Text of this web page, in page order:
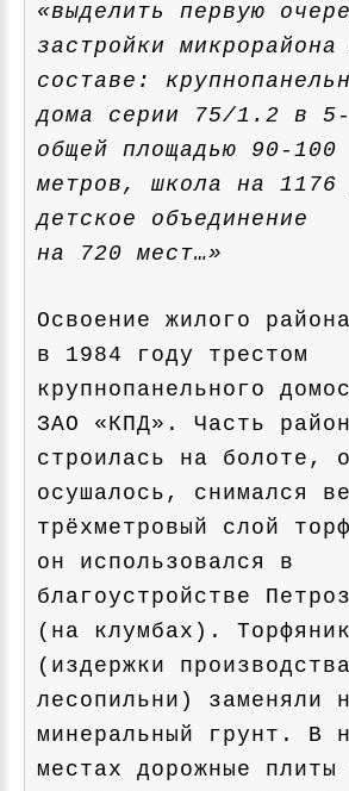
«выделить первую
застройки
составе:
дома серии 75/1.2 в
общей площадью 90-
метров, школа на 1176
детское объединение
на 720 мест…»
Освоение жилого
в 1984 году трестом
крупнопанельного
ЗАО «КПД». Часть
строилась на болоте,
осушалось, снимался
трёхметровый слой
он использовался в
благоустройстве
(на клумбах).
(издержки производства
лесопильни) заменяли
минеральный грунт. В
местах дорожные плиты